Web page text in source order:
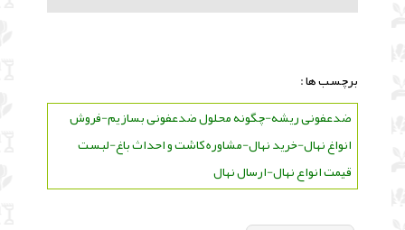
برچسب ها :
ضدعفونی ریشه-چگونه محلول ضدعفونی بسازیم-فروش
انواغ نهال-خرید نهال-مشاوره کاشت و احداث باغ-لبست
قیمت انواع نهال-ارسال نهال